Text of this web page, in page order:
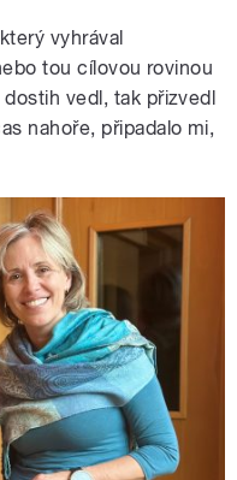
vyhrával
tou cílovou rovinou
vedl, tak přizvedl
nahoře, připadalo mi,